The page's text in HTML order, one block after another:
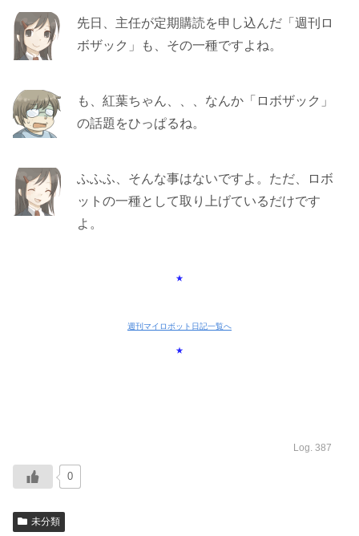
先日、主任が定期購読を申し込んだ「週刊ロ
ボザック」も、その一種ですよね。
も、紅葉ちゃん、、、なんか「ロボザック」
の話題をひっぱるね。
ふふふ、そんな事はないですよ。ただ、ロボ
ットの一種として取り上げているだけです
よ。
★
週刊マイロボット日記一覧へ
★
Log. 387
0
未分類